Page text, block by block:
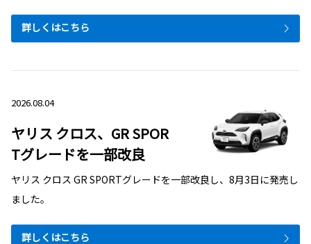
詳しくはこちら
2026.08.04
ヤリス クロス、GR SPOR
Tグレードを一部改良
ヤリス クロス GR SPORTグレードを一部改良し、8月3日に発売し
ました。
詳しくはこちら